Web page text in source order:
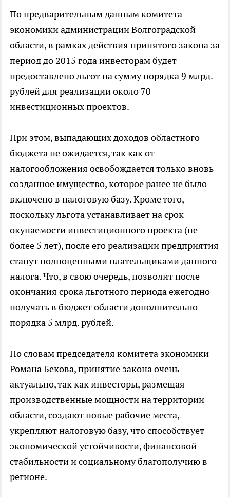
По предварительным данным комитета
экономики администрации Волгоградской
области, в рамках действия принятого закона за
период до 2015 года инвесторам будет
предоставлено льгот на сумму порядка 9 млрд.
рублей для реализации около 70
инвестиционных проектов.
При этом, выпадающих доходов областного
бюджета не ожидается, так как от
налогообложения освобождается только вновь
созданное имущество, которое ранее не было
включено в налоговую базу. Кроме того,
поскольку льгота устанавливает на срок
окупаемости инвестиционного проекта (не
более 5 лет), после его реализации предприятия
станут полноценными плательщиками данного
налога. Что, в свою очередь, позволит после
окончания срока льготного периода ежегодно
получать в бюджет области дополнительно
порядка 5 млрд. рублей.
По словам председателя комитета экономики
Романа Бекова, принятие закона очень
актуально, так как инвесторы, размещая
производственные мощности на территории
области, создают новые рабочие места,
укрепляют налоговую базу, что способствует
экономической устойчивости, финансовой
стабильности и социальному благополучию в
регионе.